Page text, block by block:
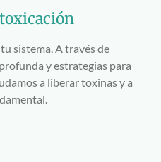
sistema. A través de
y estrategias para
a liberar toxinas y a